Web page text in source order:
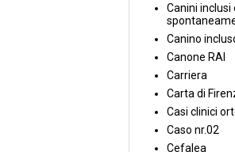
Canini inclusi
Canino
Canone RAI
Carriera
Carta di
Casi clinici
Caso nr.02
Cefalea